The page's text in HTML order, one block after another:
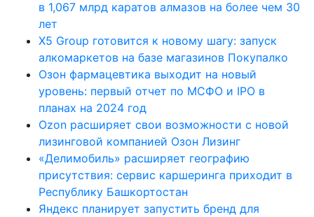
в 1,067 млрд каратов алмазов на более чем 30
лет
X5 Group готовится к новому шагу: запуск
алкомаркетов на базе магазинов Покупалко
Озон фармацевтика выходит на новый
уровень: первый отчет по МСФО и IPO в
планах на 2024 год
Ozon расширяет свои возможности с новой
лизинговой компанией Озон Лизинг
«Делимобиль» расширяет географию
присутствия: сервис каршеринга приходит в
Республику Башкортостан
Яндекс планирует запустить бренд для